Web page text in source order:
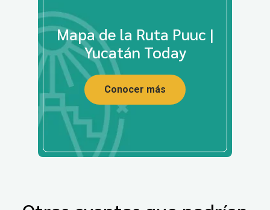
Mapa de la Ruta Puuc |
Yucatán Today
Conocer más